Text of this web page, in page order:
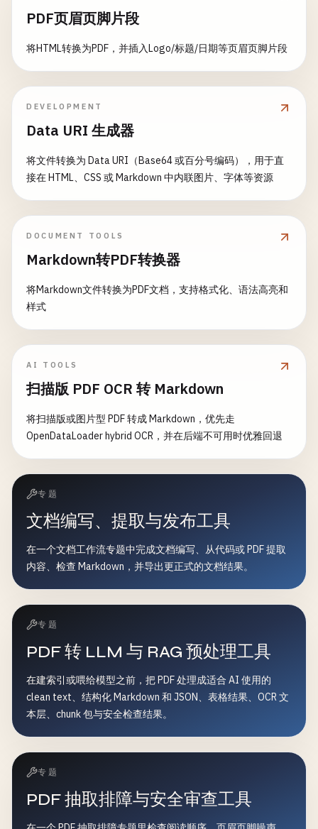
PDF页眉页脚片段
将HTML转换为PDF，并插入Logo/标题/日期等页眉页脚片段
DEVELOPMENT
Data URI 生成器
将文件转换为 Data URI（Base64 或百分号编码），用于直
接在 HTML、CSS 或 Markdown 中内联图片、字体等资源
DOCUMENT TOOLS
Markdown转PDF转换器
将Markdown文件转换为PDF文档，支持格式化、语法高亮和
样式
AI TOOLS
扫描版 PDF OCR 转 Markdown
将扫描版或图片型 PDF 转成 Markdown，优先走
OpenDataLoader hybrid OCR，并在后端不可用时优雅回退
专题
文档编写、提取与发布工具
在一个文档工作流专题中完成文档编写、从代码或 PDF 提取
内容、检查 Markdown，并导出更正式的文档结果。
专题
PDF 转 LLM 与 RAG 预处理工具
在建索引或喂给模型之前，把 PDF 处理成适合 AI 使用的
clean text、结构化 Markdown 和 JSON、表格结果、OCR 文
本层、chunk 包与安全检查结果。
专题
PDF 抽取排障与安全审查工具